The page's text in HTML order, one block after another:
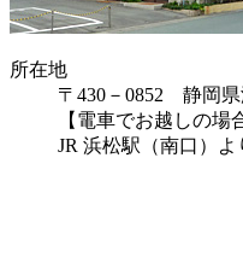
所在地
〒430－0852 静岡
【電車でお越しの場
JR 浜松駅（南口）